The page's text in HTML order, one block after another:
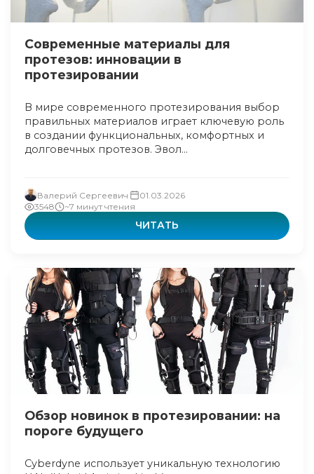
Современные материалы для
протезов: инновации в
протезировании
В мире современного протезирования выбор
правильных материалов играет ключевую роль
в создании функциональных, комфортных и
долговечных протезов. Эвол...
Валерий Сергеевич
01.03.2026
3548
~7 минут чтения
ЧИТАТЬ
Обзор новинок в протезировании: на
пороге будущего
Cyberdyne использует уникальную технологию